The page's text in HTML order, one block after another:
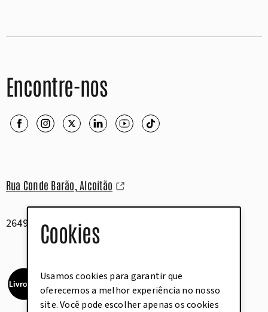
Cookies
Usamos cookies para garantir que
oferecemos a melhor experiência no nosso
site. Você pode escolher apenas os cookies
Encontre-nos
Rua Conde Barão, Alcoitão
2649-506 Alcabideche